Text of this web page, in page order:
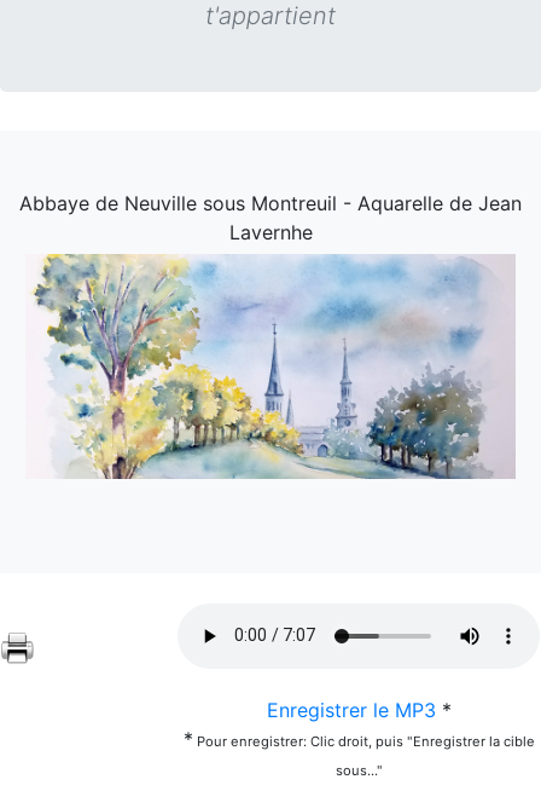
t'appartient
Abbaye de Neuville sous Montreuil - Aquarelle de Jean
Lavernhe
Enregistrer le MP3 *
* Pour enregistrer: Clic droit, puis "Enregistrer la cible
sous..."